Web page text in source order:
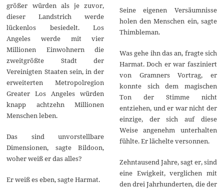
größer würden als je zuvor,
dieser Landstrich werde
lückenlos besiedelt. Los
Angeles werde mit vier
Millionen Einwohnern die
zweitgrößte Stadt der
Vereinigten Staaten sein, in der
erweiterten Metropolregion
Greater Los Angeles würden
knapp achtzehn Millionen
Menschen leben.
Das sind unvorstellbare
Dimensionen, sagte Bildoon,
woher weiß er das alles?
Er weiß es eben, sagte Harmat.
Seine eigenen Versäumnisse
holen den Menschen ein, sagte
Thimbleman.
Was gehe ihn das an, fragte sich
Harmat. Doch er war fasziniert
von Gramners Vortrag, er
konnte sich dem magischen
Ton der Stimme nicht
entziehen, und er war nicht der
einzige, der sich auf diese
Weise angenehm unterhalten
fühlte. Er lächelte versonnen.
Zehntausend Jahre, sagt er, sind
eine Ewigkeit, verglichen mit
den drei Jahrhunderten, die der